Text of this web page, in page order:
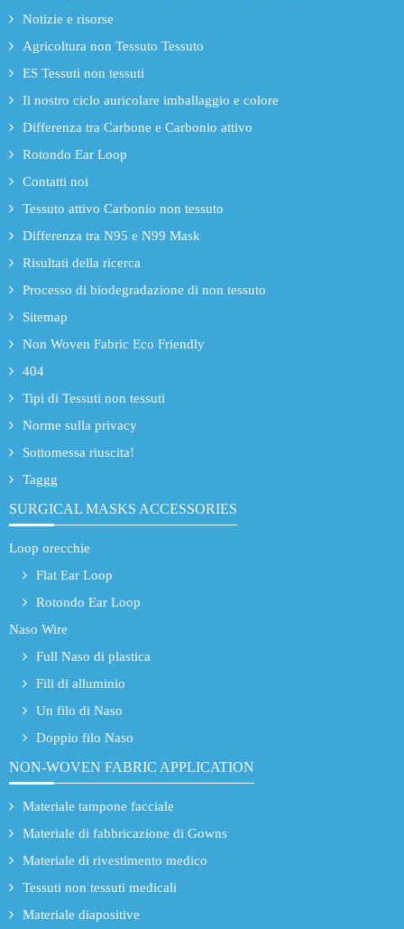
Notizie e risorse
Agricoltura non Tessuto Tessuto
ES Tessuti non tessuti
Il nostro ciclo auricolare imballaggio e colore
Differenza tra Carbone e Carbonio attivo
Rotondo Ear Loop
Contatti noi
Tessuto attivo Carbonio non tessuto
Differenza tra N95 e N99 Mask
Risultati della ricerca
Processo di biodegradazione di non tessuto
Sitemap
Non Woven Fabric Eco Friendly
404
Tipi di Tessuti non tessuti
Norme sulla privacy
Sottomessa riuscita!
Taggg
SURGICAL MASKS ACCESSORIES
Loop orecchie
Flat Ear Loop
Rotondo Ear Loop
Naso Wire
Full Naso di plastica
Fili di alluminio
Un filo di Naso
Doppio filo Naso
NON-WOVEN FABRIC APPLICATION
Materiale tampone facciale
Materiale di fabbricazione di Gowns
Materiale di rivestimento medico
Tessuti non tessuti medicali
Materiale diapositive